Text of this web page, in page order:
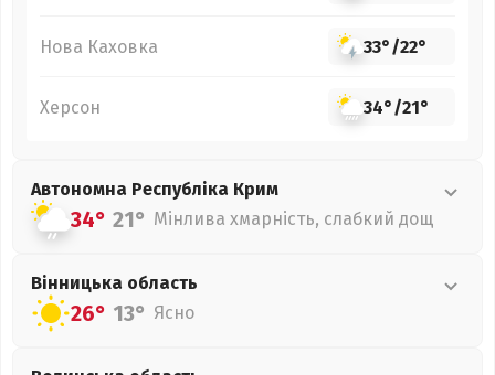
Нова Каховка 33°/22°
Херсон 34°/21°
Автономна Республіка Крим
34° 21° Мінлива хмарність, слабкий дощ
Вінницька область
26° 13° Ясно